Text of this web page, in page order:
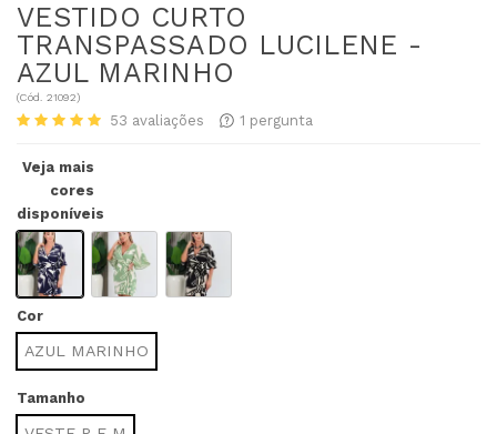
VESTIDO CURTO
TRANSPASSADO LUCILENE -
AZUL MARINHO
(Cód. 21092)
53 avaliações 1 pergunta
Veja mais
cores
disponíveis
Cor
AZUL MARINHO
Tamanho